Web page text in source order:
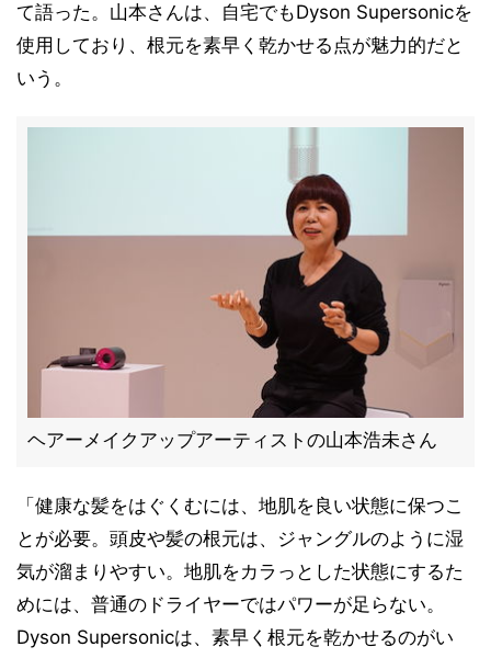
て語った。山本さんは、自宅でもDyson Supersonicを
使用しており、根元を素早く乾かせる点が魅力的だと
いう。
ヘアーメイクアップアーティストの山本浩未さん
「健康な髪をはぐくむには、地肌を良い状態に保つこ
とが必要。頭皮や髪の根元は、ジャングルのように湿
気が溜まりやすい。地肌をカラっとした状態にするた
めには、普通のドライヤーではパワーが足らない。
Dyson Supersonicは、素早く根元を乾かせるのがい